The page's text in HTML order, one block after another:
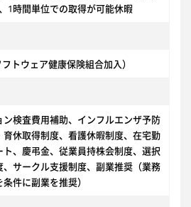
1時間単位での取得が可能休暇
トウェア健康保険組合加入）
検査費用補助、インフルエンザ予防
休取得制度、看護休暇制度、在宅勤
、慶弔金、従業員持株会制度、選択
サークル支援制度、副業推奨（業務
件に副業を推奨）